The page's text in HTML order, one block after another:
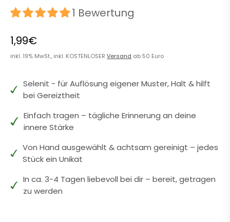
1 Bewertung
1,99€
inkl. 19% MwSt., inkl. KOSTENLOSERVersand ab 50 Euro
Selenit - für Auflösung eigener Muster, Halt & hilft
bei Gereiztheit
Einfach tragen – tägliche Erinnerung an deine
innere Stärke
Von Hand ausgewählt & achtsam gereinigt – jedes
Stück ein Unikat
In ca. 3-4 Tagen liebevoll bei dir – bereit, getragen
zu werden